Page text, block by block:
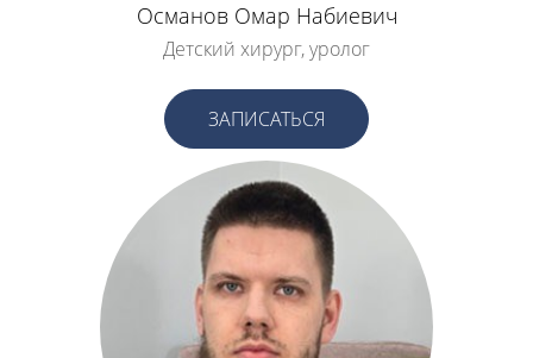
Османов Омар Набиевич
Детский хирург, уролог
ЗАПИСАТЬСЯ